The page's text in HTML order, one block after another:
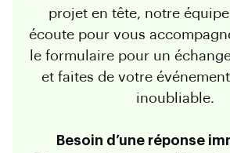
projet en tête, notre
écoute pour vous
le formulaire pour un
et faites de votre
inoubliable.
Besoin d’une réponse